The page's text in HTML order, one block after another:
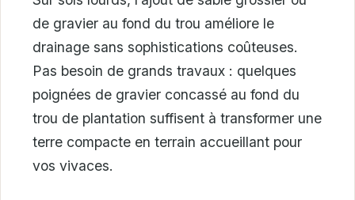
de gravier au fond du trou améliore le
drainage sans sophistications coûteuses.
Pas besoin de grands travaux : quelques
poignées de gravier concassé au fond du
trou de plantation suffisent à transformer une
terre compacte en terrain accueillant pour
vos vivaces.